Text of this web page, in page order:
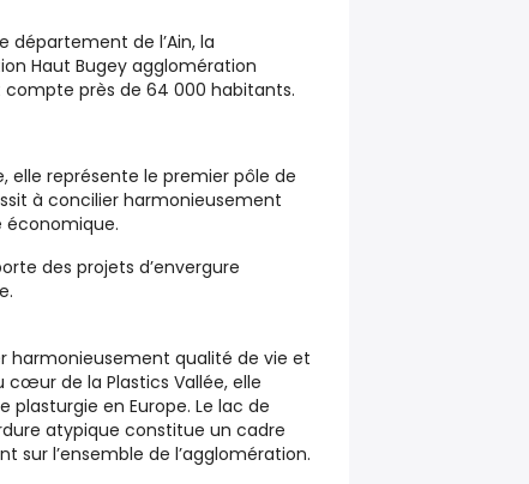
département de l’Ain, la
Haut Bugey agglomération
près de 64 000 habitants.
elle représente le premier pôle de
à concilier harmonieusement
économique.
des projets d’envergure
harmonieusement qualité de vie et
de la Plastics Vallée, elle
plasturgie en Europe. Le lac de
atypique constitue un cadre
sur l’ensemble de l’agglomération.